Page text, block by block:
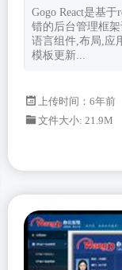
Gogo React是基
错的后台管理框
语言组件,布局,应
模板更新...
上传时间：6年前
文件大小: 21.9M